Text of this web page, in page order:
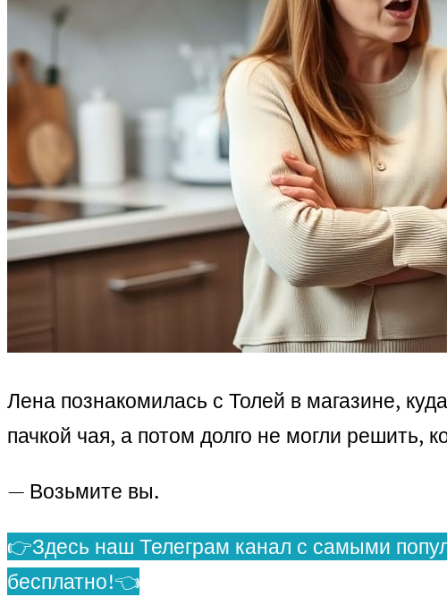
Лена познакомилась с Толей в магазине,
пачкой чая, а потом долго не могли решить,
— Возьмите вы.
👉Здесь наш Телеграм канал с самыми
бесплатно!👈